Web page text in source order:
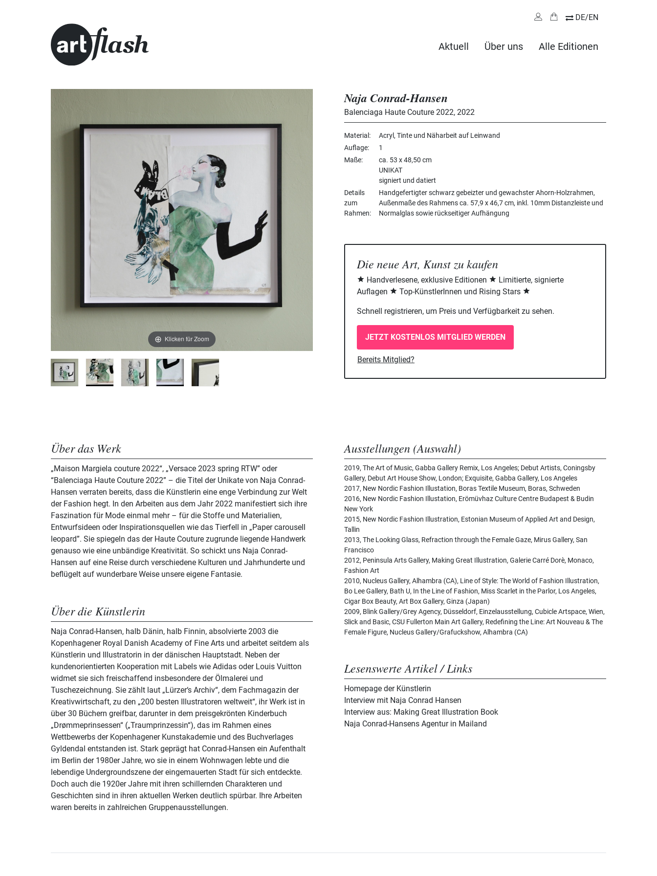
DE/EN
Aktuell Über uns Alle Editionen
Klicken für Zoom
Naja Conrad-Hansen
Balenciaga Haute Couture 2022, 2022
Material
Acryl, Tinte und Näharbeit auf Leinwand
Auflage
1
Maße
ca. 53 x 48,50 cm
UNIKAT
signiert und datiert
Details
zum
Rahmen
Handgefertigter schwarz gebeizter und gewachster Ahorn-Holzrahmen,
Außenmaße des Rahmens ca. 57,9 x 46,7 cm, inkl. 10mm Distanzleiste und
Normalglas sowie rückseitiger Aufhängung
Die neue Art, Kunst zu kaufen
Handverlesene, exklusive Editionen
Limitierte, signierte
Auflagen
Top-KünstlerInnen und Rising Stars
Schnell registrieren, um Preis und Verfügbarkeit zu sehen.
JETZT KOSTENLOS MITGLIED WERDEN
Bereits Mitglied?
Über das Werk
„Maison Margiela couture 2022“, „Versace 2023 spring RTW” oder
“Balenciaga Haute Couture 2022” – die Titel der Unikate von Naja Conrad-
Hansen verraten bereits, dass die Künstlerin eine enge Verbindung zur Welt
der Fashion hegt. In den Arbeiten aus dem Jahr 2022 manifestiert sich ihre
Faszination für Mode einmal mehr – für die Stoffe und Materialien,
Entwurfsideen oder Inspirationsquellen wie das Tierfell in „Paper carousell
leopard”. Sie spiegeln das der Haute Couture zugrunde liegende Handwerk
genauso wie eine unbändige Kreativität. So schickt uns Naja Conrad-
Hansen auf eine Reise durch verschiedene Kulturen und Jahrhunderte und
beflügelt auf wunderbare Weise unsere eigene Fantasie.
Über die Künstlerin
Naja Conrad-Hansen, halb Dänin, halb Finnin, absolvierte 2003 die
Kopenhagener Royal Danish Academy of Fine Arts und arbeitet seitdem als
Künstlerin und Illustratorin in der dänischen Hauptstadt. Neben der
kundenorientierten Kooperation mit Labels wie Adidas oder Louis Vuitton
widmet sie sich freischaffend insbesondere der Ölmalerei und
Tuschezeichnung. Sie zählt laut „Lürzer‘s Archiv“, dem Fachmagazin der
Kreativwirtschaft, zu den „200 besten Illustratoren weltweit“, ihr Werk ist in
über 30 Büchern greifbar, darunter in dem preisgekrönten Kinderbuch
„Drømmeprinsessen“ („Traumprinzessin“), das im Rahmen eines
Wettbewerbs der Kopenhagener Kunstakademie und des Buchverlages
Gyldendal entstanden ist. Stark geprägt hat Conrad-Hansen ein Aufenthalt
im Berlin der 1980er Jahre, wo sie in einem Wohnwagen lebte und die
lebendige Undergroundszene der eingemauerten Stadt für sich entdeckte.
Doch auch die 1920er Jahre mit ihren schillernden Charakteren und
Geschichten sind in ihren aktuellen Werken deutlich spürbar. Ihre Arbeiten
waren bereits in zahlreichen Gruppenausstellungen.
Ausstellungen (Auswahl)
2019, The Art of Music, Gabba Gallery Remix, Los Angeles; Debut Artists, Coningsby
Gallery, Debut Art House Show, London; Exquisite, Gabba Gallery, Los Angeles
2017, New Nordic Fashion Illustation, Boras Textile Museum, Boras, Schweden
2016, New Nordic Fashion Illustation, Erömüvhaz Culture Centre Budapest & Budin
New York
2015, New Nordic Fashion Illustration, Estonian Museum of Applied Art and Design,
Tallin
2013, The Looking Glass, Refraction through the Female Gaze, Mirus Gallery, San
Francisco
2012, Peninsula Arts Gallery, Making Great Illustration, Galerie Carré Dorè, Monaco,
Fashion Art
2010, Nucleus Gallery, Alhambra (CA), Line of Style: The World of Fashion Illustration,
Bo Lee Gallery, Bath U, In the Line of Fashion, Miss Scarlet in the Parlor, Los Angeles,
Cigar Box Beauty, Art Box Gallery, Ginza (Japan)
2009, Blink Gallery/Grey Agency, Düsseldorf, Einzelausstellung, Cubicle Artspace, Wien,
Slick and Basic, CSU Fullerton Main Art Gallery, Redefining the Line: Art Nouveau & The
Female Figure, Nucleus Gallery/Grafuckshow, Alhambra (CA)
Lesenswerte Artikel / Links
Homepage der Künstlerin
Interview mit Naja Conrad Hansen
Interview aus: Making Great Illustration Book
Naja Conrad-Hansens Agentur in Mailand